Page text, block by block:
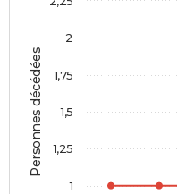
Personnes décédées
1
1,25
1,5
1,75
2